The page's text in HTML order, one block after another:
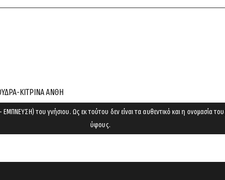
adding
ΚΙΤΡΙΝΑ ΑΝΘΗ
του γνήσιου. Ως εκ τούτου δεν είναι τα αυθεντικό και η ονομασία
ύφους.